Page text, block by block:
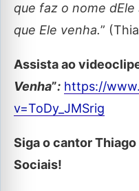
que faz o nome
que Ele venha.”
Assista ao
Venha”: https://
v=ToDy_JMSrig
Siga o cantor
Sociais!